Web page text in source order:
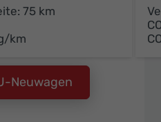
75 km
km
Neuwagen